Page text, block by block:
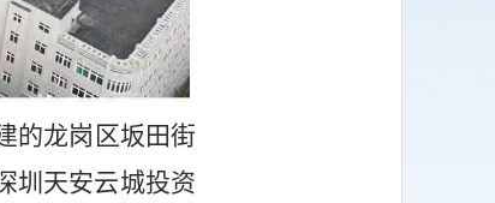
的龙岗区坂田街
圳天安云城投资